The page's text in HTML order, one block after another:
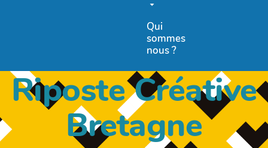
Qui
sommes
nous ?
Riposte Créative
Bretagne